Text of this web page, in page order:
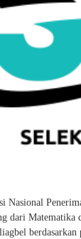
Nasional
dari